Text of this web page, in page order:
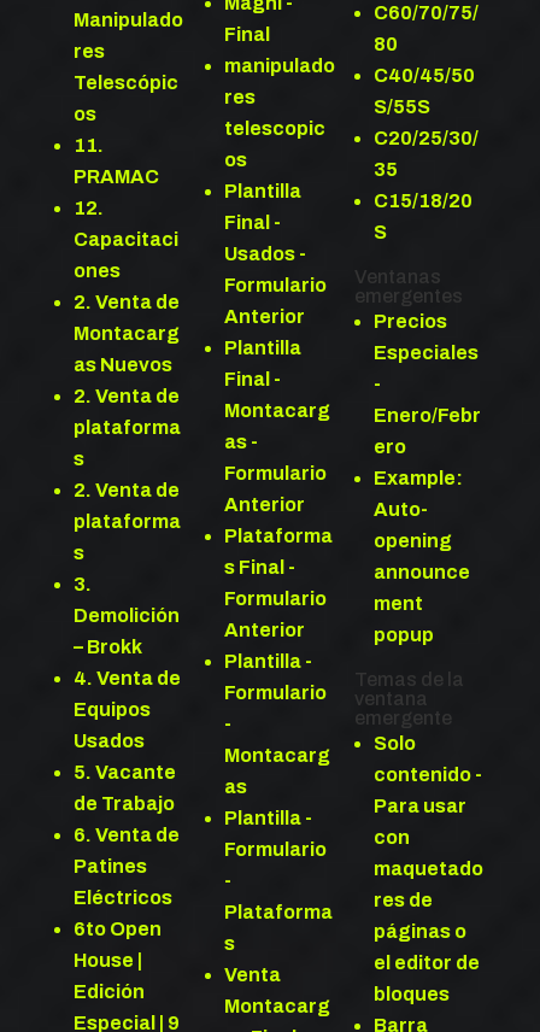
Manipulado
res
Telescópic
os
11.
PRAMAC
12.
Capacitaci
ones
2. Venta de
Montacarg
as Nuevos
2. Venta de
plataforma
s
2. Venta de
plataforma
s
3.
Demolición
– Brokk
4. Venta de
Equipos
Usados
5. Vacante
de Trabajo
6. Venta de
Patines
Eléctricos
6to Open
House |
Edición
Especial | 9
Final
manipulado
res
telescopic
os
Plantilla
Final -
Usados -
Formulario
Anterior
Plantilla
Final -
Montacarg
as -
Formulario
Anterior
Plataforma
s Final -
Formulario
Anterior
Plantilla -
Formulario
-
Montacarg
as
Plantilla -
Formulario
-
Plataforma
s
Venta
Montacarg
C60/70/75/
80
C40/45/50
S/55S
C20/25/30/
35
C15/18/20
S
Ventanas
emergentes
Precios
Especiales
-
Enero/Febr
ero
Example:
Auto-
opening
announce
ment
popup
Temas de la
ventana
emergente
Solo
contenido -
Para usar
con
maquetado
res de
páginas o
el editor de
bloques
Barra